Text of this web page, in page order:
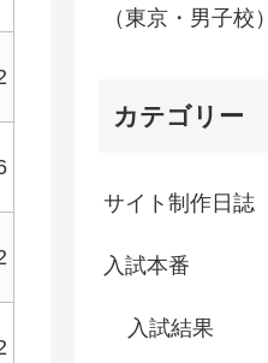
（東京・男子校）
カテゴリー
サイト制作日誌
入試本番
入試結果